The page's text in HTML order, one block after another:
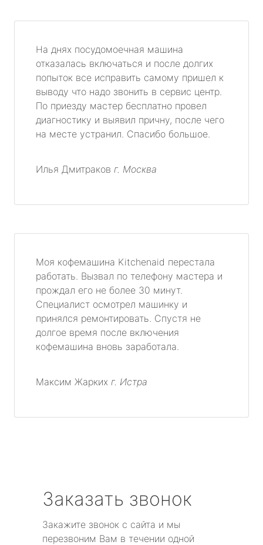
На днях посудомоечная машина
отказалась включаться и после долгих
попыток все исправить самому пришел к
выводу что надо звонить в сервис центр.
По приезду мастер бесплатно провел
диагностику и выявил причну, после чего
на месте устранил. Спасибо большое.
Илья Дмитраков г. Москва
Моя кофемашина Kitchenaid перестала
работать. Вызвал по телефону мастера и
прождал его не более 30 минут.
Специалист осмотрел машинку и
принялся ремонтировать. Спустя не
долгое время после включения
кофемашина вновь заработала.
Максим Жарких г. Истра
Заказать звонок
Закажите звонок с сайта и мы
перезвоним Вам в течении одной